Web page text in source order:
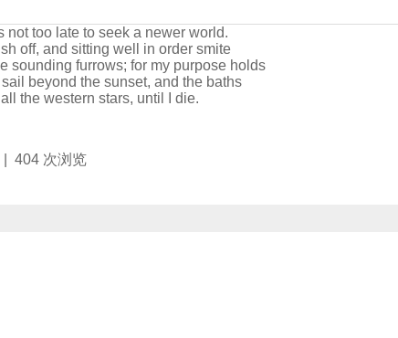
not too late to seek a newer world.
off, and sitting well in order smite
sounding furrows; for my purpose holds
sail beyond the sunset, and the baths
the western stars, until I die.
404 次浏览